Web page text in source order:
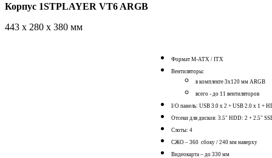
Корпус 1STPLAYER VT6 ARGB
443 x 280 x 380 мм
Формат M-ATX / ITX
Вентиляторы:
в комплекте 3x120 мм ARGB
всего - до 11 вентиляторов
I/O панель: USB 3.0 x 2 + USB 2.0 x 1 +
Отсеки для дисков: 3.5" HDD: 2 + 2.5"
Слоты: 4
СЖО – 360 сбоку / 240 мм наверху
Видеокарта – до 330 мм